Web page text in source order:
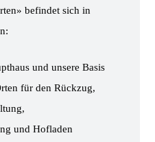
befindet sich in
und unsere Basis
für den Rückzug,
und Hofladen